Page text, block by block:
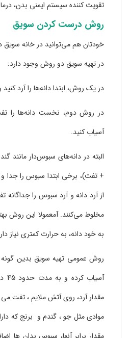
تقویت کننده سیستم ایمنی بدن،
روش درست کردن سویق
خودتان هم می‌توانید در خانه
در تهیه سویق دو روش وجود دارد:
در یک روش، ابتدا دانه‌ها را آرد
در روش دوم، نخست دانه‌ها را
آسیاب کنید.
البته در دانه‌های سبوس‌دار مانند
+ تفت)، برخی ابتدا سبوس را جدا
از آرد دانه و آرد سبوس را
مخلوط می‌کنند. آمعمولا این روش
به خود دانه، به حرارت کمتری نیاز
روش عمومی تهیه سویق بدین گونه
مقدار آرد، روی آتش ملایم ، تفت
موادی مثل جو ، گندم و برنج که